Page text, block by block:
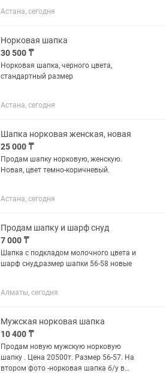
НОВАЯ! Хвост можно отстегнуть!
Астана, сегодня
Норковая шапка
30 500 ₸
Норковая шапка, черного цвета,
стандартный размер
Астана, сегодня
Шапка норковая женская, новая
25 000 ₸
Продам шапку норковую, женскую.
Новая, цвет темно-коричневый.
Астана, сегодня
Продам шапку и шарф снуд
7 000 ₸
Шапка с подкладом молочного цвета и
шарф снуд,размер шапки 56-58 новые
Алматы, сегодня
Мужская норковая шапка
10 400 ₸
Продам новую мужскую норковую
шапку . Цена 20500т. Размер 56-57. На
втором фото -норковая шапка б/у в